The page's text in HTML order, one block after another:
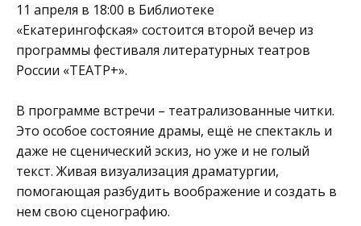
11 апреля в 18:00 в Библиотеке
«Екатерингофская» состоится второй вечер из
программы фестиваля литературных театров
России «ТЕАТР+».
В программе встречи – театрализованные читки.
Это особое состояние драмы, ещё не спектакль и
даже не сценический эскиз, но уже и не голый
текст. Живая визуализация драматургии,
помогающая разбудить воображение и создать в
нем свою сценографию.